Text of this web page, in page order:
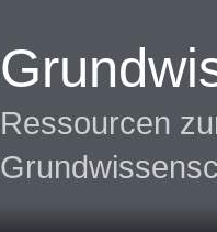
Ressourcen